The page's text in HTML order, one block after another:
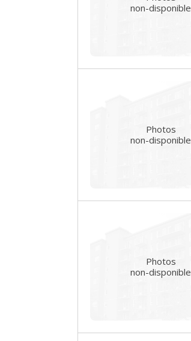
non-disponible
Photos
non-disponible
Photos
non-disponible